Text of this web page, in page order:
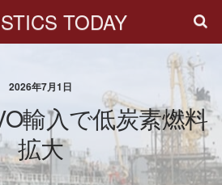
TODAY
2026年7月1日
輸入で低炭素燃料
拡大